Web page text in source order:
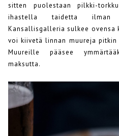
sitten puolestaan pilkki-
ihastella taidetta ilman
Kansallisgalleria sulkee ovensa
voi kiivetä linnan muureja
Muureille pääsee
maksutta.